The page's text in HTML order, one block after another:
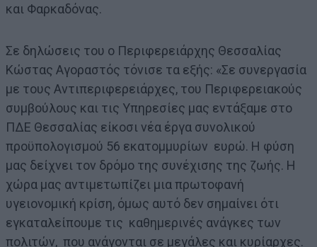
και Φαρκαδόνας.
Σε δηλώσεις του ο Περιφερειάρχης Θεσσαλίας
Κώστας Αγοραστός τόνισε τα εξής: «Σε συνεργασία
με τους Αντιπεριφερειάρχες, του Περιφερειακούς
συμβούλους και τις Υπηρεσίες μας εντάξαμε στο
ΠΔΕ Θεσσαλίας είκοσι νέα έργα συνολικού
προϋπολογισμού 56 εκατομμυρίων ευρώ. Η φύση
μας δείχνει τον δρόμο της συνέχισης της ζωής. Η
χώρα μας αντιμετωπίζει μια πρωτοφανή
υγειονομική κρίση, όμως αυτό δεν σημαίνει ότι
εγκαταλείπουμε τις καθημερινές ανάγκες των
πολιτών, που ανάγονται σε μεγάλες και κυρίαρχες.